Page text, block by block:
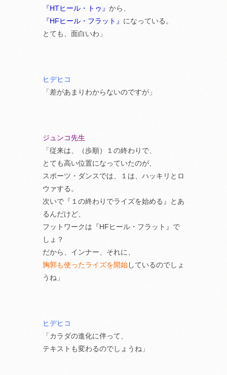
『HTヒール・トゥ』 から、
『HFヒール・フラット』 になっている。
とても、面白いわ」
ヒデヒコ
「差があまりわからないのですが」
ジュンコ先生
「従来は、（歩順）１の終わりで、
とても高い位置になっていたのが、
スポーツ・ダンスでは、１は、ハッキリとロ
ウァする。
次いで『１の終わりでライズを始める』とあ
るんだけど、
フットワークは『HFヒール・フラット』で
しょ？
だから、インナー、それに、
胸郭も使ったライズを開始しているのでしょ
うね」
ヒデヒコ
「カラダの進化に伴って、
テキストも変わるのでしょうね」